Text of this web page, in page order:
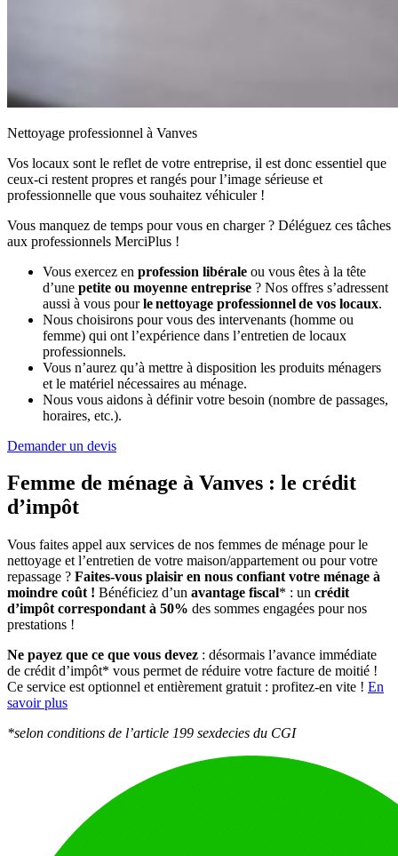
Nettoyage professionnel à Vanves
Vos locaux sont le reflet de votre entreprise, il est donc essentiel que
ceux-ci restent propres et rangés pour l’image sérieuse et
professionnelle que vous souhaitez véhiculer !
Vous manquez de temps pour vous en charger ? Déléguez ces tâches
aux professionnels MerciPlus !
Vous exercez en profession libérale ou vous êtes à la tête
d’une petite ou moyenne entreprise ? Nos offres s’adressent
aussi à vous pourle nettoyage professionnel de vos locaux.
Nous choisirons pour vous des intervenants (homme ou
femme) qui ont l’expérience dans l’entretien de locaux
professionnels.
Vous n’aurez qu’à mettre à disposition les produits ménagers
et le matériel nécessaires au ménage.
Nous vous aidons à définir votre besoin (nombre de passages,
horaires, etc.).
Demander un devis
Femme de ménage à Vanves : le crédit
d’impôt
Vous faites appel aux services de nos femmes de ménage pour le
nettoyage et l’entretien de votre maison/appartement ou pour votre
repassage ? Faites-vous plaisir en nous confiant votre ménage à
moindre coût ! Bénéficiez d’un avantage fiscal* : un crédit
d’impôt correspondant à 50% des sommes engagées pour nos
prestations !
Ne payez que ce que vous devez : désormais l’avance immédiate
de crédit d’impôt* vous permet de réduire votre facture de moitié !
Ce service est optionnel et entièrement gratuit : profitez-en vite ! En
savoir plus
*selon conditions de l’article 199 sexdecies du CGI